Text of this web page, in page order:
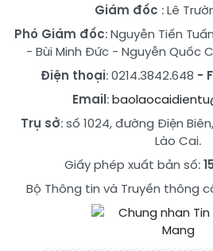
Giám đốc : Lê
Phó Giám đốc:Nguyễn Tiến Tuấn
- Bùi Minh Đức- Nguyễn Quốc
Điện thoại: 0214.3842.648 -
Email:
Trụ sở: số 1024, đường Điện
Lào Cai.
Giấy phép xuất bản số:
Bộ Thông tin và Truyền thông